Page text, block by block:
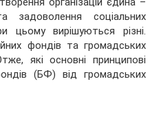
задоволення соціальних
цьому вирішуються різні.
фондів та громадських
які основні принципові
(БФ) від громадських